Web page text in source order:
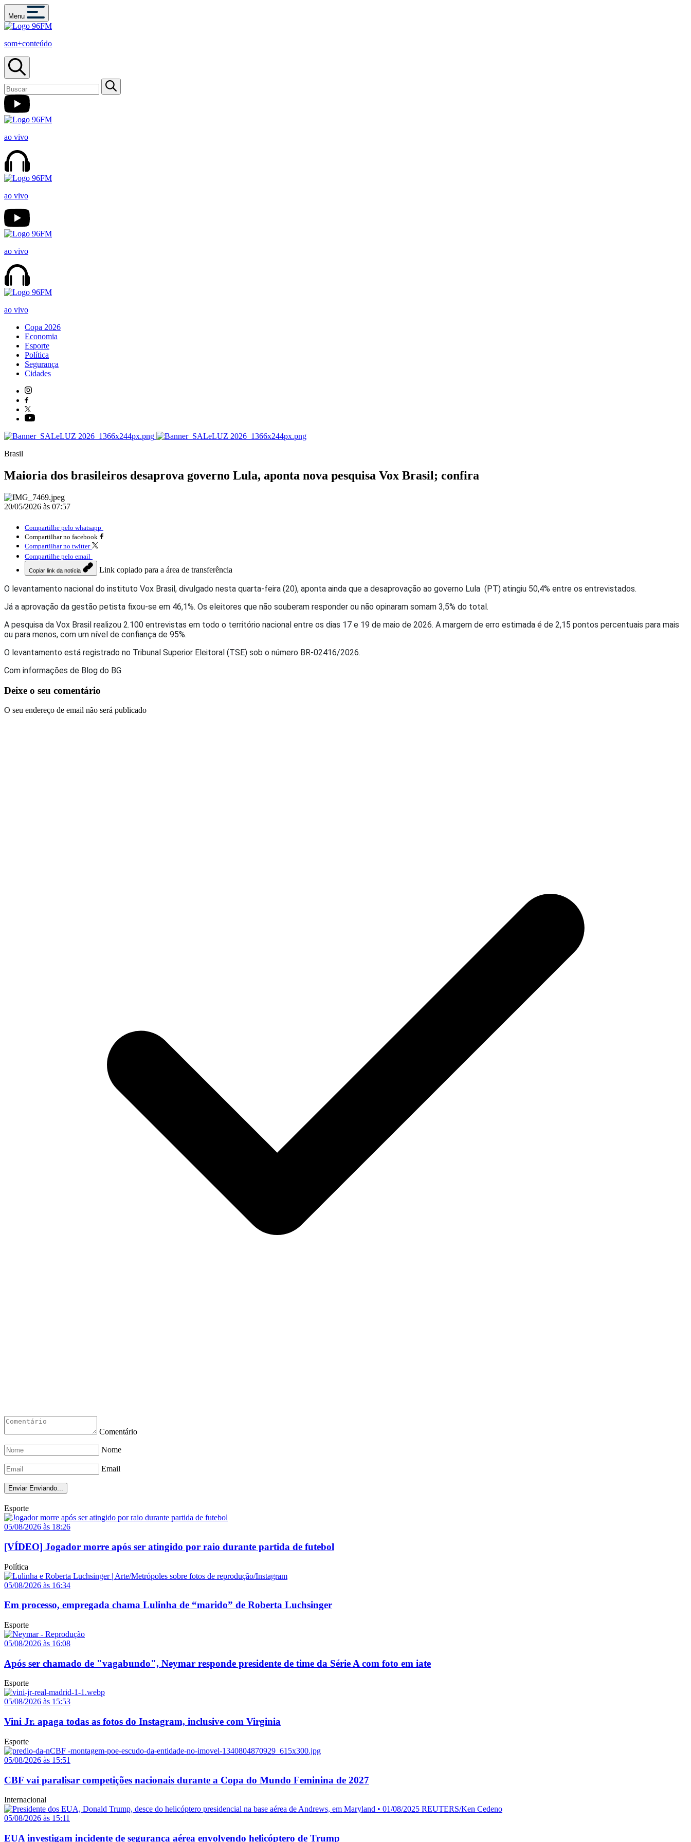
Menu
som+conteúdo
ao vivo
ao vivo
ao vivo
ao vivo
Copa 2026
Economia
Esporte
Política
Segurança
Cidades
Brasil
Maioria dos brasileiros desaprova governo Lula, aponta nova pesquisa Vox Brasil; confira
20/05/2026 às 07:57
Compartilhe pelo whatsapp
Compartilhar no facebook
Compartilhar no twitter
Compartilhe pelo email
Copiar link da notícia Link copiado para a área de transferência
O levantamento nacional do instituto Vox Brasil, divulgado nesta quarta-feira (20), aponta ainda que a desaprovação ao governo Lula (PT) atingiu 50,4% entre os entrevistados.
Já a aprovação da gestão petista fixou-se em 46,1%. Os eleitores que não souberam responder ou não opinaram somam 3,5% do total.
A pesquisa da Vox Brasil realizou 2.100 entrevistas em todo o território nacional entre os dias 17 e 19 de maio de 2026. A margem de erro estimada é de 2,15 pontos percentuais para mais
ou para menos, com um nível de confiança de 95%.
O levantamento está registrado no Tribunal Superior Eleitoral (TSE) sob o número BR-02416/2026.
Com informações de Blog do BG
Deixe o seu comentário
O seu endereço de email não será publicado
Comentário
Nome
Email
Enviar Enviando...
Esporte
05/08/2026 às 18:26
[VÍDEO] Jogador morre após ser atingido por raio durante partida de futebol
Política
05/08/2026 às 16:34
Em processo, empregada chama Lulinha de “marido” de Roberta Luchsinger
Esporte
05/08/2026 às 16:08
Após ser chamado de "vagabundo", Neymar responde presidente de time da Série A com foto em iate
Esporte
05/08/2026 às 15:53
Vini Jr. apaga todas as fotos do Instagram, inclusive com Virginia
Esporte
05/08/2026 às 15:51
CBF vai paralisar competições nacionais durante a Copa do Mundo Feminina de 2027
Internacional
05/08/2026 às 15:11
EUA investigam incidente de segurança aérea envolvendo helicóptero de Trump